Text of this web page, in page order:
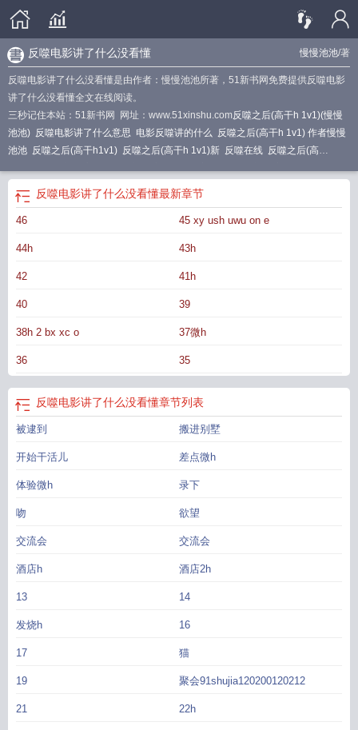
慢慢池池/著
反噬电影讲了什么没看懂
反噬电影讲了什么没看懂是由作者：慢慢池池所著，51新书网免费提供反噬电影
讲了什么没看懂全文在线阅读。
三秒记住本站：51新书网 网址：www.51xinshu.com反噬之后(高干h 1v1)(慢慢
池池) 反噬电影讲了什么意思 电影反噬讲的什么 反噬之后(高干h 1v1) 作者慢慢
池池 反噬之后(高干h1v1) 反噬之后(高干h 1v1)新 反噬在线 反噬之后(高
反噬之后高干h1v1许纯徐敬洲反噬之后(高干h1v1)(慢慢池池)最新章
节 反噬全文阅读
底反噬by我比
反噬电影讲了什么没看懂最新章节
46 45 xy ush uwu on e
44h 43h
42 41h
40 39
38h 2 bx xc o 37微h
36 35
反噬电影讲了什么没看懂章节列表
被逮到 搬进别墅
开始干活儿 差点微h
体验微h 录下
吻 欲望
交流会 交流会
酒店h 酒店2h
13 14
发烧h 16
17 猫
19 聚会91shujia120200120212
21 22h